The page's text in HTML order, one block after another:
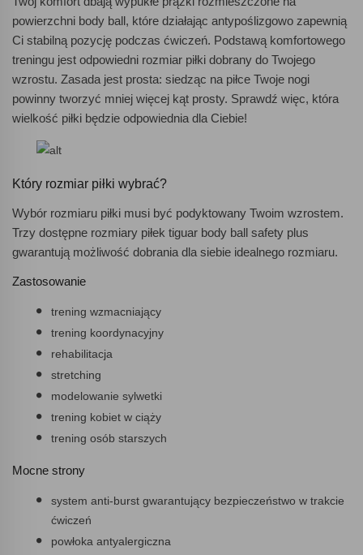
powierzchni body ball, które działając antypoślizgowo zapewnią
Ci stabilną pozycję podczas ćwiczeń. Podstawą komfortowego
treningu jest odpowiedni rozmiar piłki dobrany do Twojego
wzrostu. Zasada jest prosta: siedząc na piłce Twoje nogi
powinny tworzyć mniej więcej kąt prosty. Sprawdź więc, która
wielkość piłki będzie odpowiednia dla Ciebie!
Który rozmiar piłki wybrać?
Wybór rozmiaru piłki musi być podyktowany Twoim wzrostem.
Trzy dostępne rozmiary piłek tiguar body ball safety plus
gwarantują możliwość dobrania dla siebie idealnego rozmiaru.
Zastosowanie
trening wzmacniający
trening koordynacyjny
rehabilitacja
stretching
modelowanie sylwetki
trening kobiet w ciąży
trening osób starszych
Mocne strony
system anti-burst gwarantujący bezpieczeństwo w trakcie
ćwiczeń
powłoka antyalergiczna